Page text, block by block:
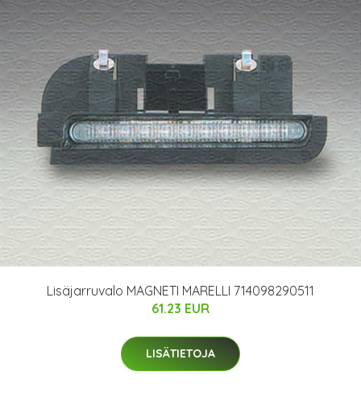
Lisäjarruvalo MAGNETI MARELLI 714098290511
61.23 EUR
LISÄTIETOJA